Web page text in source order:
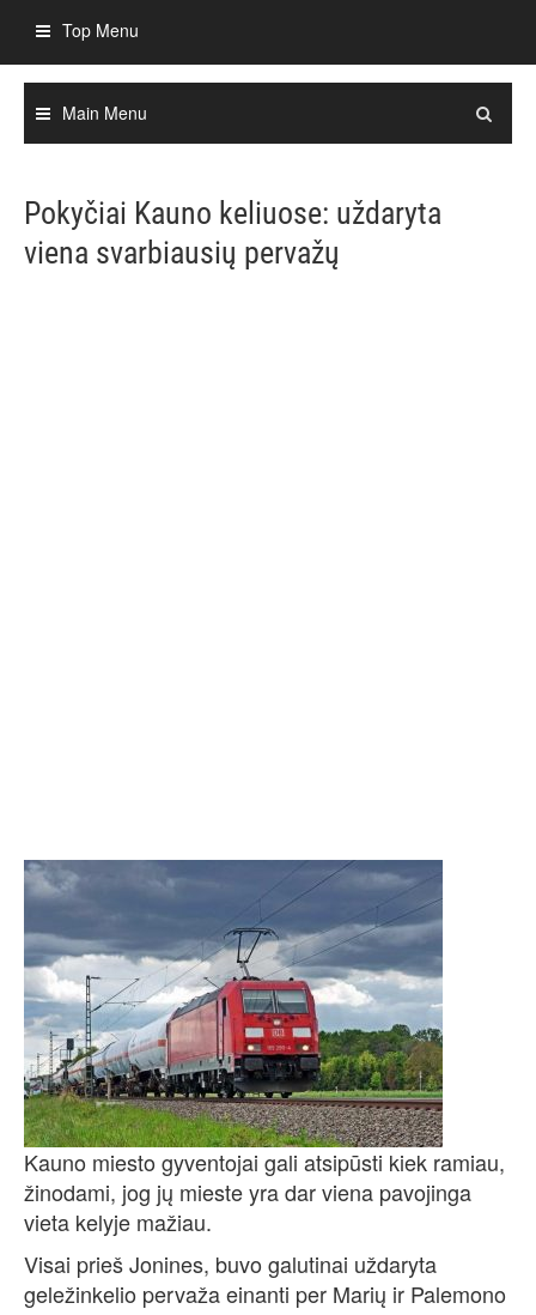
content
Top Menu
Main Menu
Pokyčiai Kauno keliuose: uždaryta
viena svarbiausių pervažų
Kauno miesto gyventojai gali atsipūsti kiek ramiau,
žinodami, jog jų mieste yra dar viena pavojinga
vieta kelyje mažiau.
Visai prieš Jonines, buvo galutinai uždaryta
geležinkelio pervaža einanti per Marių ir Palemono